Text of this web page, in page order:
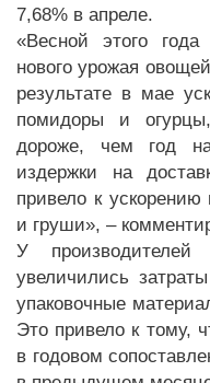
7,68% в апреле.
«Весной этого года
нового урожая
результате в мае
помидоры и
дороже, чем год
издержки на
привело к ускорению
и груши», –
У производителей
увеличились
упаковочные
Это привело к тому,
в годовом